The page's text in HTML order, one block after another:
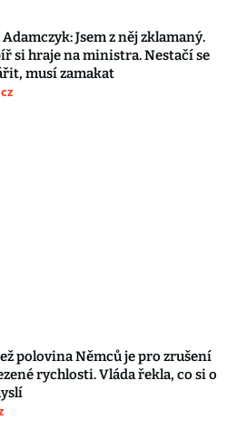
Jsem z něj zklamaný.
si hraje na ministra. Nestačí se
musí zamakat
polovina Němců je pro zrušení
rychlosti. Vláda řekla, co si o